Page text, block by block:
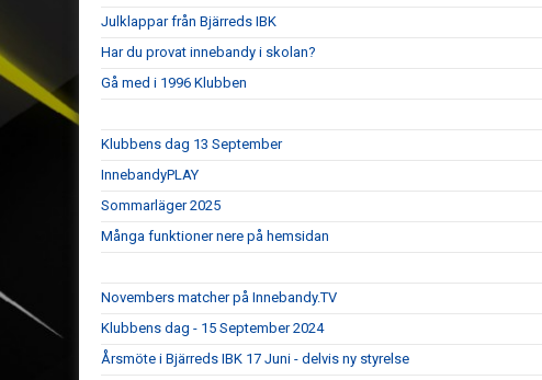
Julklappar från Bjärreds IBK
Har du provat innebandy i skolan?
Gå med i 1996 Klubben
Klubbens dag 13 September
InnebandyPLAY
Sommarläger 2025
Många funktioner nere på hemsidan
Novembers matcher på Innebandy.TV
Klubbens dag - 15 September 2024
Årsmöte i Bjärreds IBK 17 Juni - delvis ny styrelse